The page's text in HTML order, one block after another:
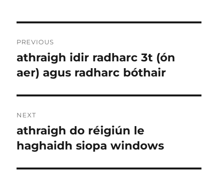
navigation
PREVIOUS
Previous
post:
athraigh idir radharc 3t (ón
aer) agus radharc bóthair
NEXT
Next
post:
athraigh do réigiún le
haghaidh siopa windows